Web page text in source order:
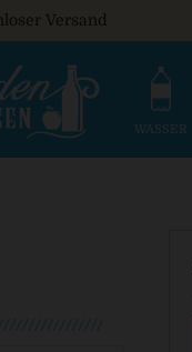
Versand
WASSER